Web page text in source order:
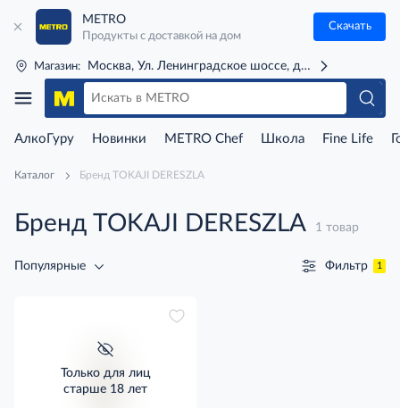
METRO
Продукты с доставкой на дом
Скачать
Магазин: Москва, Ул. Ленинградское шоссе, д. 71Г (м. Речной
АлкоГуру Новинки METRO Chef Школа Fine Life
Каталог Бренд TOKAJI DERESZLA
Бренд TOKAJI DERESZLA 1 товар
Популярные Фильтр 1
Только для лиц
старше 18 лет